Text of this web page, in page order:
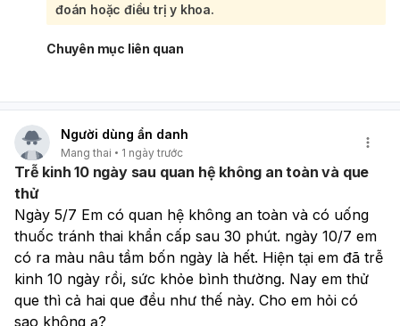
vào buổi sáng hoặc đến cơ sở y tế để xét nghiệm
máu/siêu âm và kiểm tra nguyên nhân trễ kinh. Trễ kinh
hơn 1 tháng cũng có thể do rối loạn kinh nguyệt, căng
đoán hoặc điều trị y khoa.
Chuyên mục liên quan
Người dùng ẩn danh
Mang thai 1 ngày trước
Trễ kinh 10 ngày sau quan hệ không an toàn và que
thử
Ngày 5/7 Em có quan hệ không an toàn và có uống
thuốc tránh thai khẩn cấp sau 30 phút. ngày 10/7 em
có ra màu nâu tầm bốn ngày là hết. Hiện tại em đã trễ
kinh 10 ngày rồi, sức khỏe bình thường. Nay em thử
que thì cả hai que đều như thế này. Cho em hỏi có
sao không ạ?